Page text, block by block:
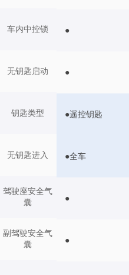
车内中控锁
无钥匙启动
钥匙类型
无钥匙进入
驾驶座安全气
囊
副驾驶安全气
囊
●
●
●遥控钥匙
●全车
●
●